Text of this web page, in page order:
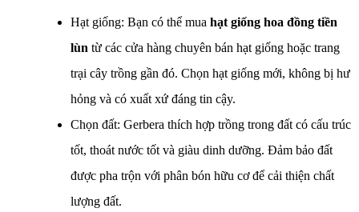
Hạt giống: Bạn có thể mua hạt giống hoa đồng tiền
lùn từ các cửa hàng chuyên bán hạt giống hoặc trang
trại cây trồng gần đó. Chọn hạt giống mới, không bị hư
hỏng và có xuất xứ đáng tin cậy.
Chọn đất: Gerbera thích hợp trồng trong đất có cấu trúc
tốt, thoát nước tốt và giàu dinh dưỡng. Đảm bảo đất
được pha trộn với phân bón hữu cơ để cải thiện chất
lượng đất.